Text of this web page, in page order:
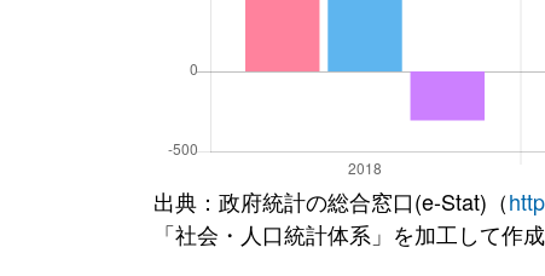
出典：政府統計の総合窓口(e-Stat)（
「社会・人口統計体系」を加工して作成